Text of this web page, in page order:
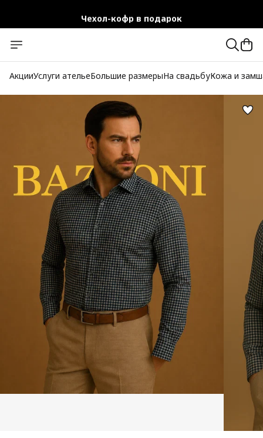
Чехол-кофр в подарок
Бесплатная доставка при заказе от 10 000 руб.
АкцииУслуги ательеБольшие размерыНа свадьбуКожа и